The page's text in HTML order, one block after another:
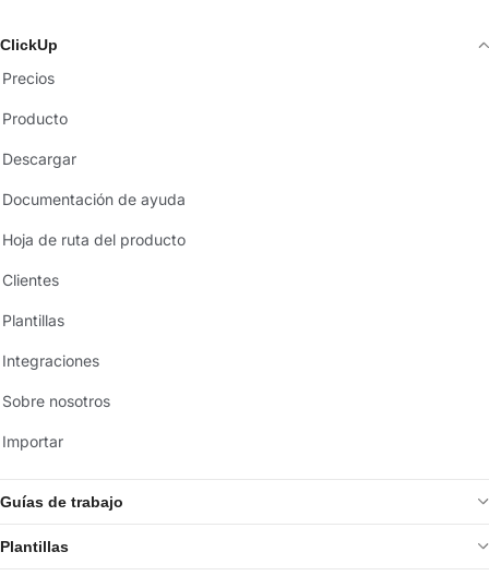
ClickUp
Precios
Producto
Descargar
Documentación de ayuda
Hoja de ruta del producto
Clientes
Plantillas
Integraciones
Sobre nosotros
Importar
Guías de trabajo
Plantillas